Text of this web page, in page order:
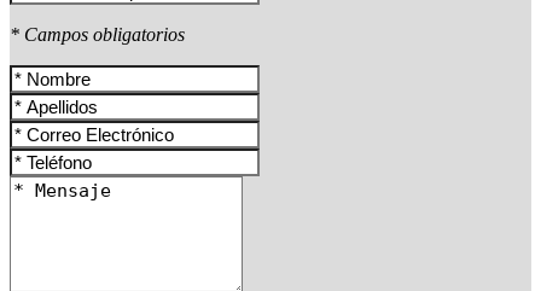
* Campos obligatorios